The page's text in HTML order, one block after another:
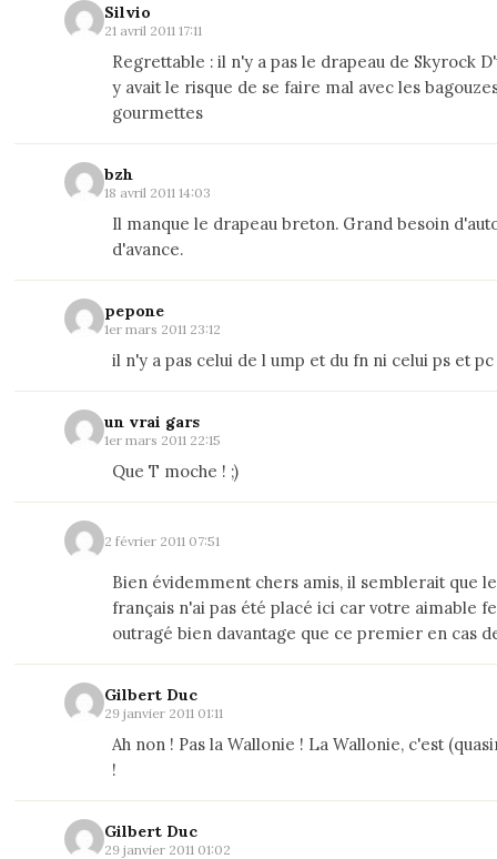
Silvio
21 avril 2011 17:11
Regrettable : il n'y a pas le drapeau de Skyrock
y avait le risque de se faire mal avec les
gourmettes
bzh
18 avril 2011 14:03
Il manque le drapeau breton. Grand besoin
d'avance.
pepone
1er mars 2011 23:12
il n'y a pas celui de l ump et du fn ni celui ps et pc
un vrai gars
1er mars 2011 22:15
Que T moche ! ;)
2 février 2011 07:51
Bien évidemment chers amis, il semblerait que
français n'ai pas été placé ici car votre aimable
outragé bien davantage que ce premier en cas
Gilbert Duc
29 janvier 2011 01:11
Ah non ! Pas la Wallonie ! La Wallonie, c'est
!
Gilbert Duc
29 janvier 2011 01:02